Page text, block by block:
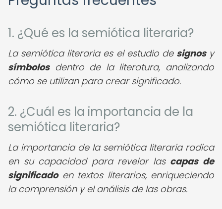
1. ¿Qué es la semiótica literaria?
La semiótica literaria es el estudio de signosy
símbolosdentro de la literatura, analizando
cómo se utilizan para crear significado.
2. ¿Cuál es la importancia de la
semiótica literaria?
La importancia de la semiótica literaria radica
en su capacidad para revelar las capas de
significadoen textos literarios, enriqueciendo
la comprensión y el análisis de las obras.